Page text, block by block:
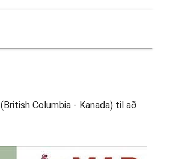
Columbia - Kanada) til að